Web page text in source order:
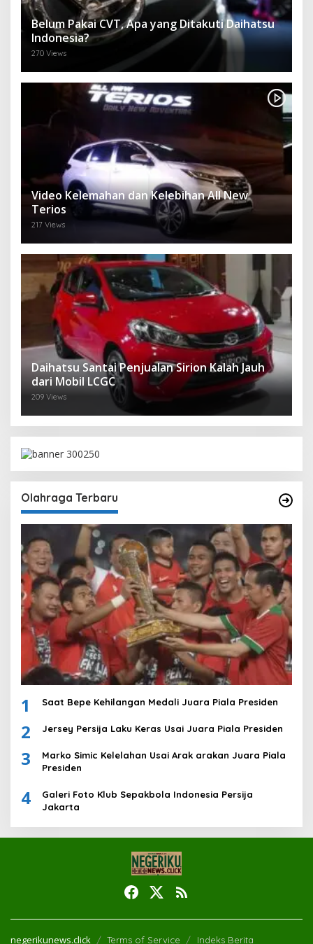
Belum Pakai CVT, Apa yang Ditakuti Daihatsu
Indonesia?
270 Views
Video Kelemahan dan Kelebihan All New
Terios
217 Views
Daihatsu Santai Penjualan Sirion Kalah Jauh
dari Mobil LCGC
209 Views
Olahraga Terbaru
1 Saat Bepe Kehilangan Medali Juara Piala Presiden
2 Jersey Persija Laku Keras Usai Juara Piala Presiden
3
Marko Simic Kelelahan Usai Arak arakan Juara Piala
Presiden
4
Galeri Foto Klub Sepakbola Indonesia Persija
Jakarta
negerikunews.click Terms of Service Indeks Berita